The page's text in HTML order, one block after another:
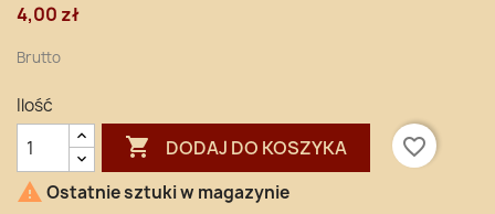
4,00 zł
Brutto
Ilość
 DODAJ DO KOSZYKA
favorite_border
 Ostatnie sztuki w magazynie